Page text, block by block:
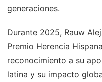
generaciones.
Durante 2025, Rauw
Premio Herencia
reconocimiento a su
latina y su impacto